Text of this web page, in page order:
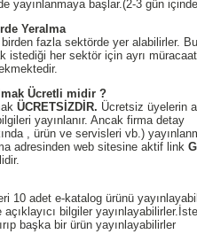
yayınlanmaya başlar.(2-3 gün
Yeralma
fazla sektörde yer alabilirler.
istediği her sektör için ayrı müracaat
Ücretli midir ?
ÜCRETSİZDİR. Ücretsiz üyelerin
yayınlanır. Ancak firma detay
, ürün ve servisleri vb.)
adresinden web sitesine aktif link
10 adet e-katalog ürünü
bilgiler
başka bir ürün yayınlayabilirler